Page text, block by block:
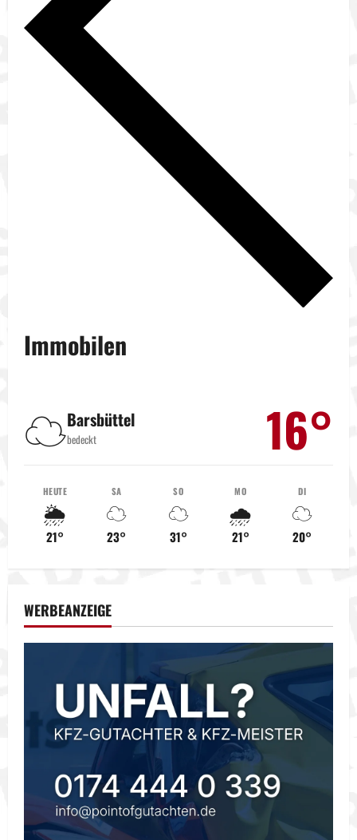
Immobilen
☁️Barsbüttel
bedeckt 16°
HEUTE
🌦️
21°
SA
☁️
23°
SO
☁️
31°
MO
🌧️
21°
DI
☁️
20°
WERBEANZEIGE